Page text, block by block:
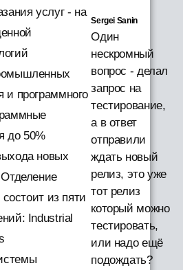
услуг - на
и программного
до 50%
новых
из пяти
Industrial
Sergei Sanin
Один
нескромный
вопрос - делал
запрос на
тестирование,
а в ответ
отправили
ждать новый
релиз, это уже
тот релиз
который можно
тестировать,
или надо ещё
подождать?